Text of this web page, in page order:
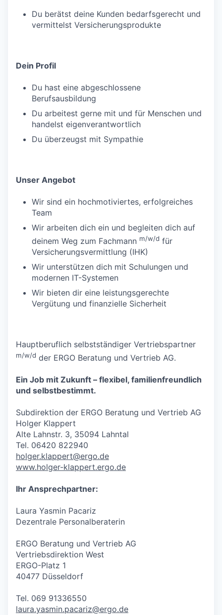
Du berätst deine Kunden bedarfsgerecht und
vermittelst Versicherungsprodukte
Dein Profil
Du hast eine abgeschlossene
Berufsausbildung
Du arbeitest gerne mit und für Menschen und
handelst eigenverantwortlich
Du überzeugst mit Sympathie
Unser Angebot
Wir sind ein hochmotiviertes, erfolgreiches
Team
Wir arbeiten dich ein und begleiten dich auf
deinem Weg zum Fachmann m/w/d für
Versicherungsvermittlung (IHK)
Wir unterstützen dich mit Schulungen und
modernen IT-Systemen
Wir bieten dir eine leistungsgerechte
Vergütung und finanzielle Sicherheit
Hauptberuflich selbstständiger Vertriebspartner
m/w/d der ERGO Beratung und Vertrieb AG.
Ein Job mit Zukunft – flexibel, familienfreundlich
und selbstbestimmt.
Subdirektion der ERGO Beratung und Vertrieb AG
Holger Klappert
Alte Lahnstr. 3, 35094 Lahntal
Tel. 06420 822940
holger.klappert@ergo.de
www.holger-klappert.ergo.de
Ihr Ansprechpartner:
Laura Yasmin Pacariz
Dezentrale Personalberaterin
ERGO Beratung und Vertrieb AG
Vertriebsdirektion West
ERGO-Platz 1
40477 Düsseldorf
Tel. 069 91336550
laura.yasmin.pacariz@ergo.de